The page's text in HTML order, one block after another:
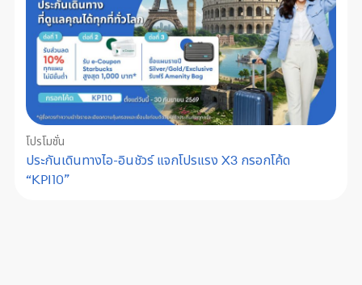
โปรโมชั่น
ประกันเดินทางไอ-อินชัวร์ แจกโปรแรง X3 กรอกโค้ด
“KPI10”